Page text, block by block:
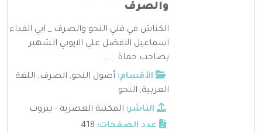
والصرف
الكناش في فني النحو والصرف _ ابي الفداء
اسماعيل الافضل علي الايوبي الشهير
بصاحب حماة . ...
الأقسام: أصول النحو, الصرف, اللغة
العربية, النحو
الناشر: المكتبة العصرية - بيروت
عدد الصفحات: